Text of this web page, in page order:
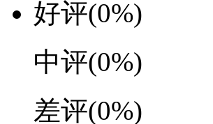
好评(0%)
中评(0%)
差评(0%)